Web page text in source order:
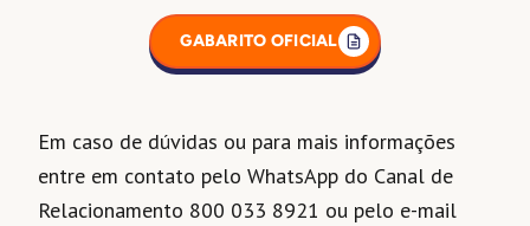
GABARITO OFICIAL
Em caso de dúvidas ou para mais informações
entre em contato pelo WhatsApp do Canal de
Relacionamento 800 033 8921 ou pelo e-mail